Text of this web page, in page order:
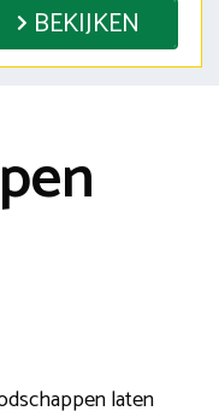
BEKIJKEN
laten